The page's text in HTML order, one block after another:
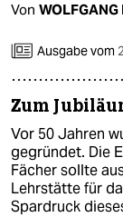
Von WOLFGANG
Ausgabe vom
Zum
Vor 50 Jahren
gegründet. Die
Fächer sollte
Lehrstätte für
Spardruck